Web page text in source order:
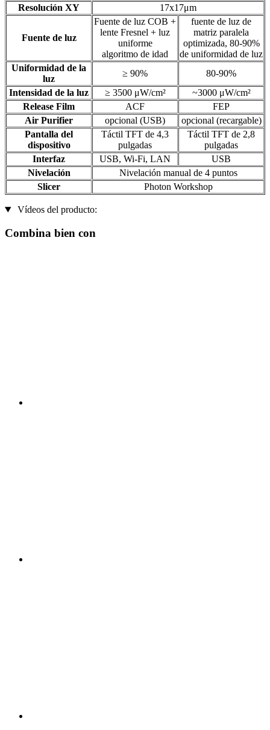
Resolución XY
17x17μm
Fuente de luz
Fuente de luz COB +
lente Fresnel + luz
uniforme
algoritmo de idad
fuente de luz de
matriz paralela
optimizada, 80-90%
de uniformidad de luz
Uniformidad de la
luz
≥ 90%
80-90%
Intensidad de la luz
≥ 3500 μW/cm²
~3000 μW/cm²
Release Film
ACF
FEP
Air Purifier
opcional (USB)
opcional (recargable)
Pantalla del
dispositivo
Táctil TFT de 4,3
pulgadas
Táctil TFT de 2,8
pulgadas
Interfaz
USB, Wi-Fi, LAN
USB
Nivelación
Nivelación manual de 4 puntos
Slicer
Photon Workshop
Vídeos del producto:
Combina bien con